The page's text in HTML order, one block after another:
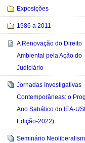
Exposições
1986 a 2011
A Renovação do Direito
Ambiental pela Ação do
Judiciário
Jornadas Investigativas
Contemporâneas: o
Ano Sabático do IEA-
Edição-2022)
Seminário